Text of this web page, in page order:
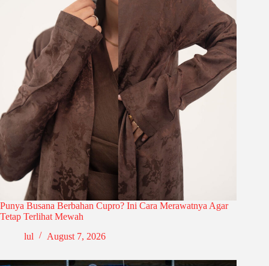
Punya Busana Berbahan Cupro? Ini Cara Merawatnya Agar
Tetap Terlihat Mewah
lul
August 7, 2026